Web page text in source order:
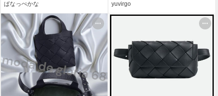
ぱなっぺかな yuvirgo